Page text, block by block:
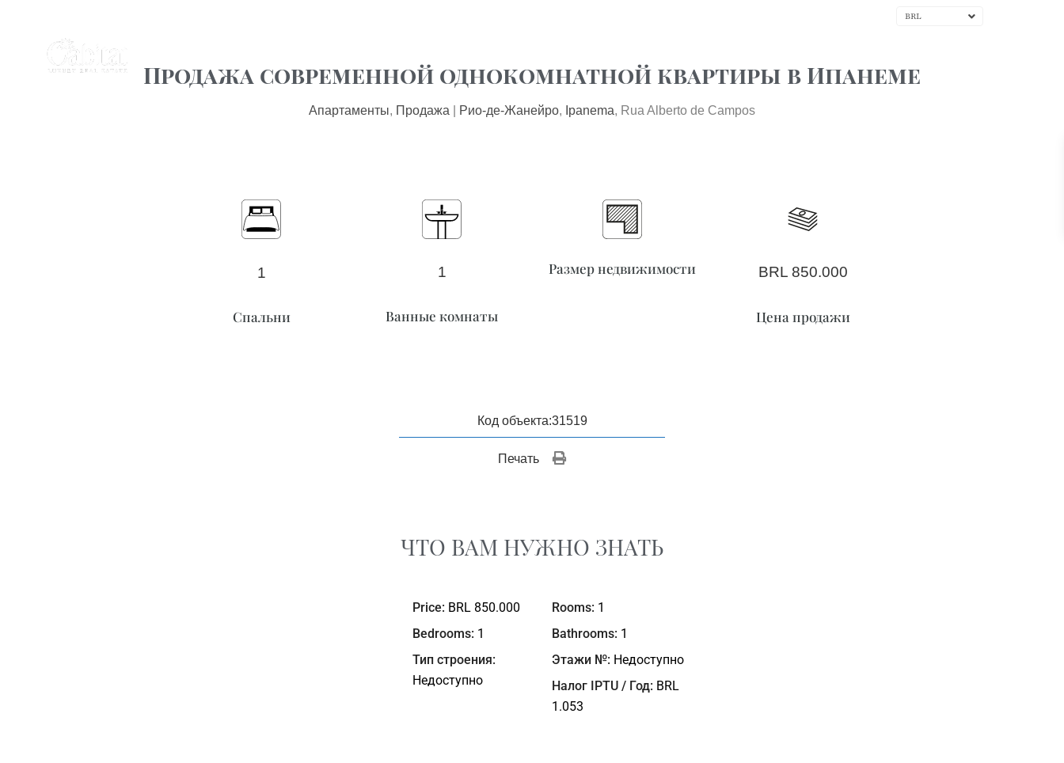
BRL
Продажа современной однокомнатной квартиры в Ипанеме
Апартаменты, Продажа Рио-де-Жанейро, Ipanema, Rua Alberto de Campos
1
Спальни
1
Ванные комнаты
Размер недвижимости BRL 850.000
Цена продажи
Код объекта:31519
Печать
ЧТО ВАМ НУЖНО ЗНАТЬ
Price: BRL 850.000 Rooms: 1
Bedrooms: 1 Bathrooms: 1
Тип строения:
Недоступно
Этажи №: Недоступно
Налог IPTU / Год: BRL
1.053